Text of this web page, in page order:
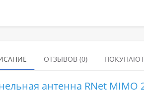
ОТЗЫВОВ (0)
антенна RNet MIMO